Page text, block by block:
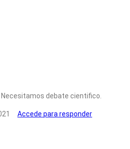
debate cientifico.
Accede para responder